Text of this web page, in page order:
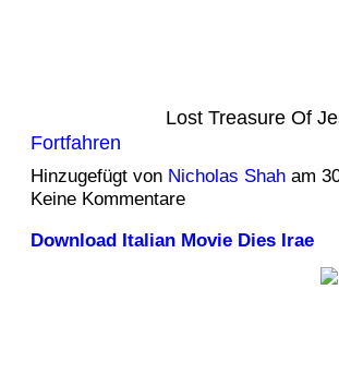
Lost Treasure Of
Fortfahren
Hinzugefügt von Nicholas Shaham
Keine Kommentare
Download Italian Movie Dies Irae